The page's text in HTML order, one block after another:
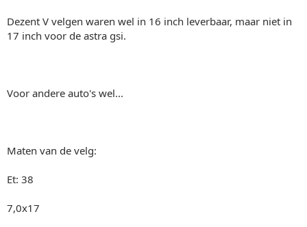
r
Dezent V velgen waren wel in 16 inch leverbaar, maar niet in
17 inch voor de astra gsi.
Voor andere auto's wel...
Maten van de velg:
Et: 38
7,0x17